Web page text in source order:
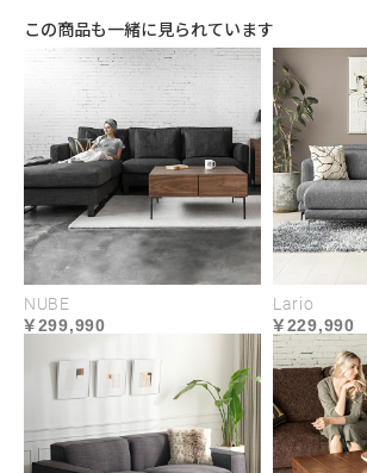
この商品も一緒に見られています
NUBE
299,990
Lario
229,990